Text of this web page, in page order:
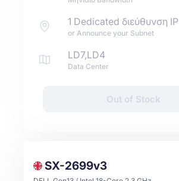
1 Dedicated διεύθυνση IP
or Announce your Subnet
LD7,LD4
Data Center
Out of Stock
SX-2699v3